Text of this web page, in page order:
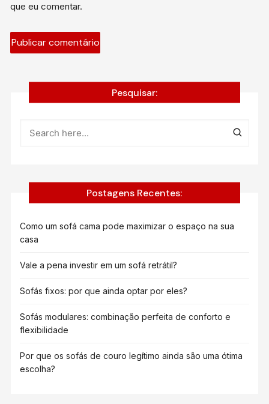
que eu comentar.
Pesquisar:
Postagens Recentes:
Como um sofá cama pode maximizar o espaço na sua
casa
Vale a pena investir em um sofá retrátil?
Sofás fixos: por que ainda optar por eles?
Sofás modulares: combinação perfeita de conforto e
flexibilidade
Por que os sofás de couro legítimo ainda são uma ótima
escolha?